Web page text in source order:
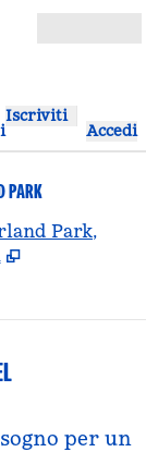
Iscriviti
Accedi
PARK
Park,
per un